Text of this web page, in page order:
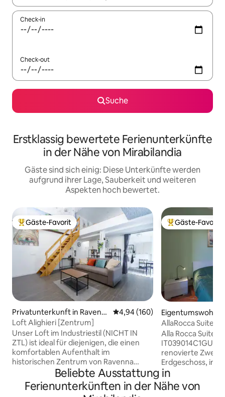
Check-in
Check-out
Suche
Erstklassig bewertete Ferienunterkünfte
in der Nähe von Mirabilandia
Gäste sind sich einig: Diese Unterkünfte werden
aufgrund ihrer Lage, Sauberkeit und weiteren
Aspekten hoch bewertet.
Beliebter Gäste-Favorit.
Gäste-Favorit
Privatunterkunft in Ravenn
a
Durchschnittliche Bewertung:
4,94 (160)
Loft Alighieri [Zentrum]
Unser Loft im Industriestil (NICHT IN
ZTL) ist ideal für diejenigen, die einen
komfortablen Aufenthalt im
historischen Zentrum von Ravenna
suchen. Nur wenige Schritte von den
UNESCO-Weltkulturerbestätten
entfernt, bietet dieser offene Raum eine
Beliebter Gäste-
Gäste-Favorit
nna
AllaRocca Suite
Zentrum
Alla Rocca Suite
renovierte Zwei-
Erdgeschoss, im
von Ravenna, mit
Brancaleone, nur
Bahnhof und
Beliebte Ausstattung in
Ferienunterkünften in der Nähe von